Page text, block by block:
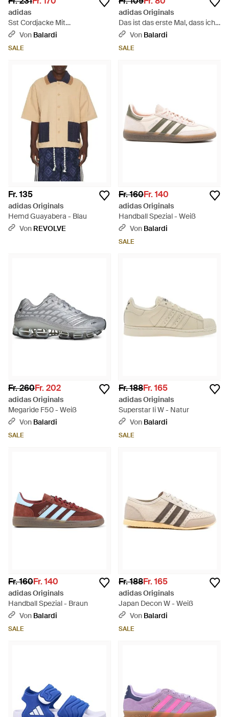
adidas
Sst Cordjacke Mit
Reißverschluss - Braun
Von Balardi
SALE
adidas Originals
Das ist das erste Mal, dass ich
dich gesehen habe. - Schwarz
Von Balardi
SALE
Fr. 135
adidas Originals
Hemd Guayabera - Blau
Von REVOLVE
Fr. 160Fr. 140
adidas Originals
Handball Spezial - Weiß
Von Balardi
SALE
Fr. 260Fr. 202
adidas Originals
Megaride F50 - Weiß
Von Balardi
SALE
Fr. 188Fr. 165
adidas Originals
Superstar Ii W - Natur
Von Balardi
SALE
Fr. 160Fr. 140
adidas Originals
Handball Spezial - Braun
Von Balardi
SALE
Fr. 188Fr. 165
adidas Originals
Japan Decon W - Weiß
Von Balardi
SALE